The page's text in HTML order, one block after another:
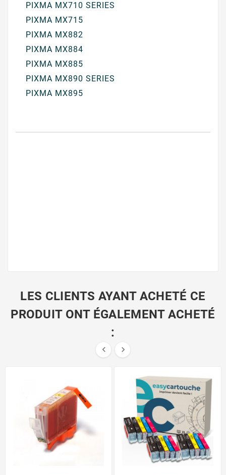
PIXMA MX710 SERIES
PIXMA MX715
PIXMA MX882
PIXMA MX884
PIXMA MX885
PIXMA MX890 SERIES
PIXMA MX895
LES CLIENTS AYANT ACHETÉ CE
PRODUIT ONT ÉGALEMENT ACHETÉ
:
 